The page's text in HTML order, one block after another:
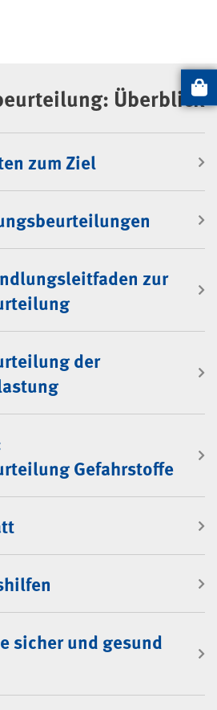
Überblick
zum Ziel
zur
der
Gefahrstoffe
sicher und gesund
Artikel